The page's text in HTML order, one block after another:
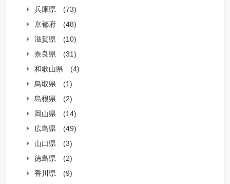
兵庫県
(73)
京都府
(48)
滋賀県
(10)
奈良県
(31)
和歌山県
(4)
鳥取県
(1)
島根県
(2)
岡山県
(14)
広島県
(49)
山口県
(3)
徳島県
(2)
香川県
(9)